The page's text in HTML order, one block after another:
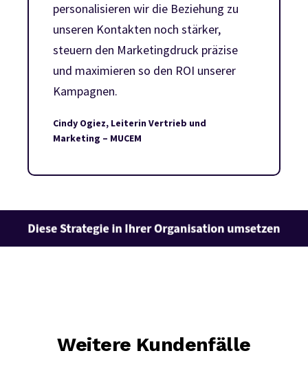
personalisieren wir die Beziehung zu
unseren Kontakten noch stärker,
steuern den Marketingdruck präzise
und maximieren so den ROI unserer
Kampagnen.
Cindy Ogiez, Leiterin Vertrieb und
Marketing – MUCEM
Weitere Kundenfälle